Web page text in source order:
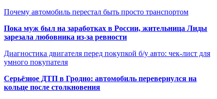
Почему автомобиль перестал быть просто транспортом
Пока муж был на заработках в России, жительница Лиды
зарезала любовника из-за ревности
Диагностика двигателя перед покупкой б/у авто: чек-лист для
умного покупателя
Серьёзное ДТП в Гродно: автомобиль перевернулся на
кольце после столкновения